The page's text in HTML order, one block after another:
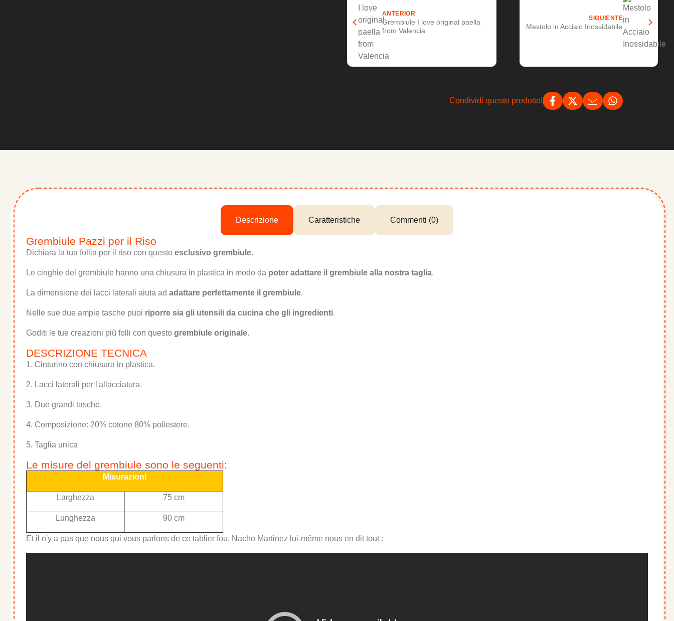
ANTERIOR
Grembiule I love original paella
from Valencia
SIGUIENTE
Mestolo in Acciaio Inossidabile
Condividi questo prodotto!
Descrizione Caratteristiche Commenti (0)
Grembiule Pazzi per il Riso
Dichiara la tua follia per il riso con questo esclusivo grembiule.
Le cinghie del grembiule hanno una chiusura in plastica in modo da poter adattare il grembiule alla nostra taglia.
La dimensione dei lacci laterali aiuta ad adattare perfettamente il grembiule.
Nelle sue due ampie tasche puoi riporre sia gli utensili da cucina che gli ingredienti.
Goditi le tue creazioni più folli con questo grembiule originale.
DESCRIZIONE TECNICA
1. Cinturino con chiusura in plastica.
2. Lacci laterali per l'allacciatura.
3. Due grandi tasche.
4. Composizione: 20% cotone 80% poliestere.
5. Taglia unica
Le misure del grembiule sono le seguenti:
Misurazioni
Larghezza 75 cm
Lunghezza 90 cm
Et il n'y a pas que nous qui vous parlons de ce tablier fou, Nacho Martinez lui-même nous en dit tout :